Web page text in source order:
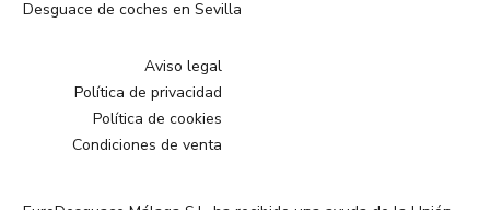
Desguace de coches en Sevilla
Aviso legal
Política de privacidad
Política de cookies
Condiciones de venta